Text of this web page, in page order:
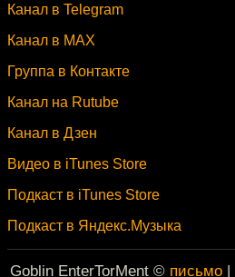
Канал в Telegram
Канал в MAX
Группа в Контакте
Канал на Rutube
Канал в Дзен
Видео в iTunes Store
Подкаст в iTunes Store
Подкаст в Яндекс.Музыка
Goblin EnterTorMent © письмо |